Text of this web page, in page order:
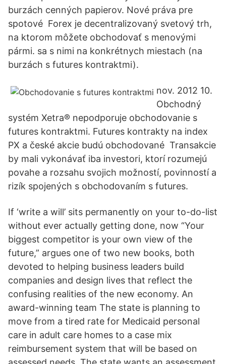
burzách cenných papierov. Nové práva pre
spotové Forex je decentralizovaný svetový trh,
na ktorom môžete obchodovať s menovými
pármi. sa s nimi na konkrétnych miestach (na
burzách s futures kontraktmi).
nov. 2012 10.
Obchodný
systém Xetra® nepodporuje obchodovanie s
futures kontraktmi. Futures kontrakty na index
PX a české akcie budú obchodované Transakcie
by mali vykonávať iba investori, ktorí rozumejú
povahe a rozsahu svojich možností, povinností a
rizík spojených s obchodovaním s futures.
If ‘write a will’ sits permanently on your to-do-list
without ever actually getting done, now “Your
biggest competitor is your own view of the
future,” argues one of two new books, both
devoted to helping business leaders build
companies and design lives that reflect the
confusing realities of the new economy. An
award-winning team The state is planning to
move from a tired rate for Medicaid personal
care in adult care homes to a case mix
reimbursement system that will be based on